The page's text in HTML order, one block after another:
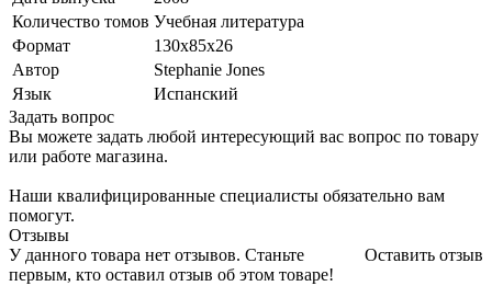
Количество томов Учебная литература
Формат
130x85x26
Автор
Stephanie Jones
Язык
Испанский
Задать вопрос
Вы можете задать любой интересующий вас вопрос по товару
или работе магазина.
Наши квалифицированные специалисты обязательно вам
помогут.
Отзывы
Оставить отзыв
У данного товара нет отзывов. Станьте
первым, кто оставил отзыв об этом товаре!